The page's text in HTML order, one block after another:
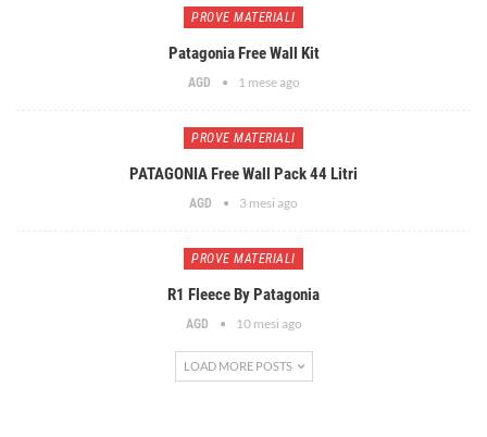
PROVE MATERIALI
Patagonia Free Wall Kit
AGD 1 mese ago
PROVE MATERIALI
PATAGONIA Free Wall Pack 44 Litri
AGD 3 mesi ago
PROVE MATERIALI
R1 Fleece By Patagonia
AGD 10 mesi ago
LOAD MORE POSTS